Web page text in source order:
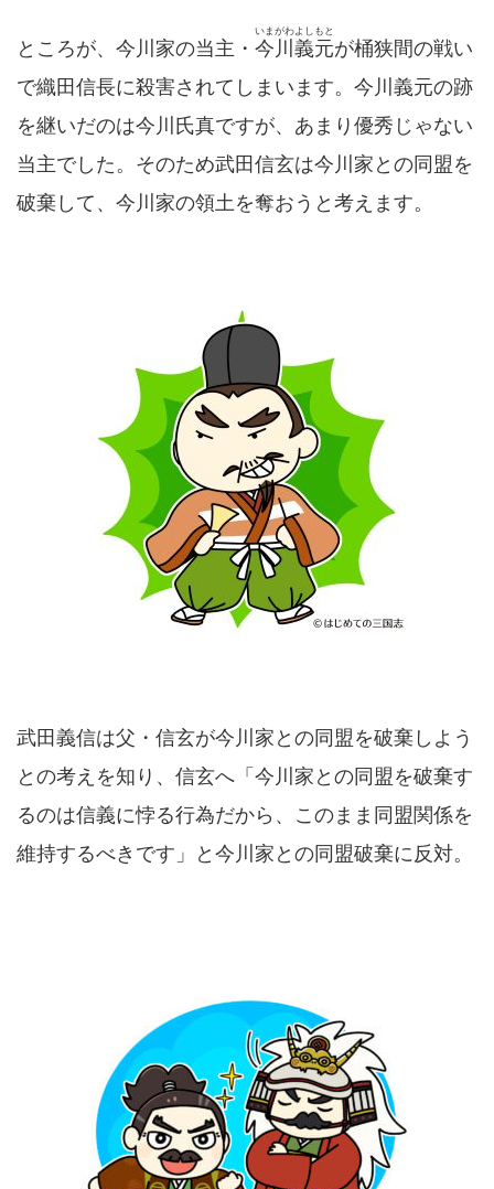
ところが、今川家の当主・ 今川義元
いまがわよしもと
が桶狭間の戦い
で織田信長に殺害されてしまいます。今川義元の跡
を継いだのは今川氏真ですが、あまり優秀じゃない
当主でした。そのため武田信玄は今川家との同盟を
破棄して、今川家の領土を奪おうと考えます。
武田義信は父・信玄が今川家との同盟を破棄しよう
との考えを知り、信玄へ「今川家との同盟を破棄す
るのは信義に悖る行為だから、このまま同盟関係を
維持するべきです」と今川家との同盟破棄に反対。